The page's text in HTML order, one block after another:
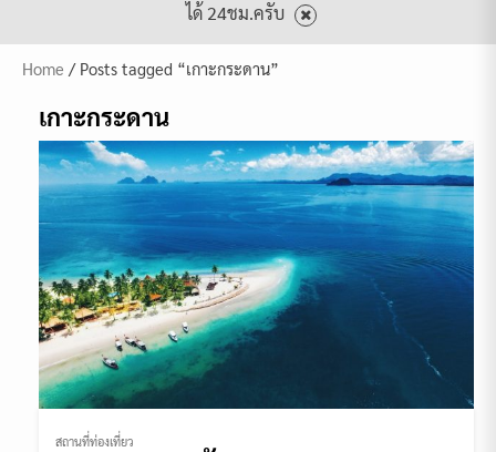
ได้ 24ชม.ครับ
Home / Posts tagged “เกาะกระดาน”
เกาะกระดาน
สถานที่ท่องเที่ยว